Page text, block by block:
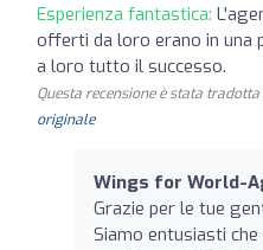
Esperienza fantastica:
offerti da loro erano in una
a loro tutto il successo.
Questa recensione è stata
originale
Wings for World-
Grazie per le tue
Siamo entusiasti